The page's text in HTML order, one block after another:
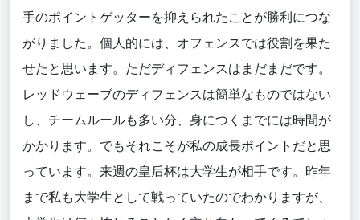
手のポイントゲッターを抑えられたことが勝利につな
がりました。個人的には、オフェンスでは役割を果た
せたと思います。ただディフェンスはまだまだです。
レッドウェーブのディフェンスは簡単なものではない
し、チームルールも多い分、身につくまでには時間が
かかります。でもそれこそが私の成長ポイントだと思
っています。来週の皇后杯は大学生が相手です。昨年
まで私も大学生として戦っていたのでわかりますが、